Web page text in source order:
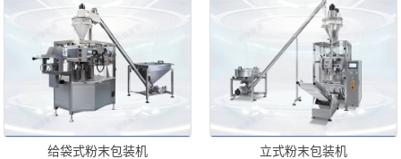
给袋式粉末包装机 立式粉末包装机